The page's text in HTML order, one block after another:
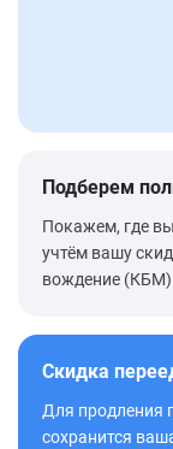
Подберем
Покажем, где
учтём вашу
вождение
Скидка
Для продления
сохранится